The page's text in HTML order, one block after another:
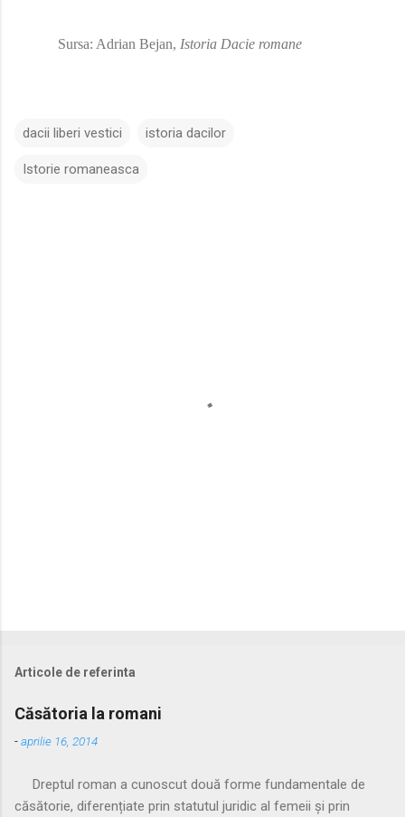
Sursa: Adrian Bejan, Istoria Dacie romane
dacii liberi vestici istoria dacilor
Istorie romaneasca
Articole de referinta
Căsătoria la romani
-aprilie 16, 2014
Dreptul roman a cunoscut două forme fundamentale de
căsătorie, diferențiate prin statutul juridic al femeii și prin